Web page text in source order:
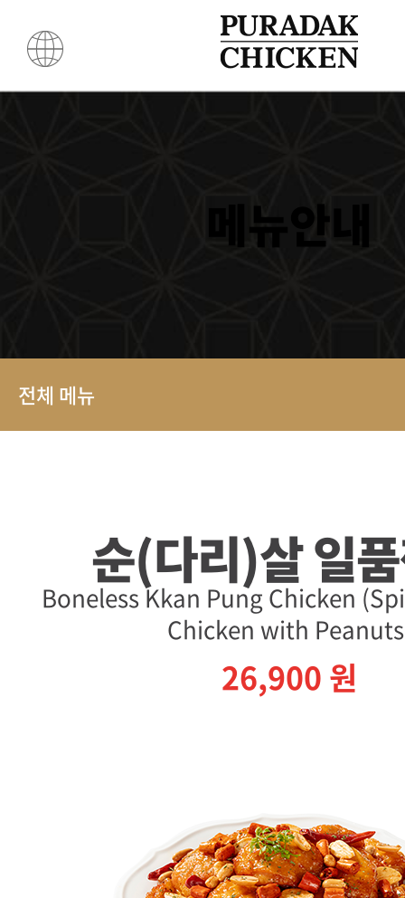
메뉴안내
전체 메뉴
순(다리)살 일
Boneless Kkan Pung Chicken
Chicken with
26,900 원